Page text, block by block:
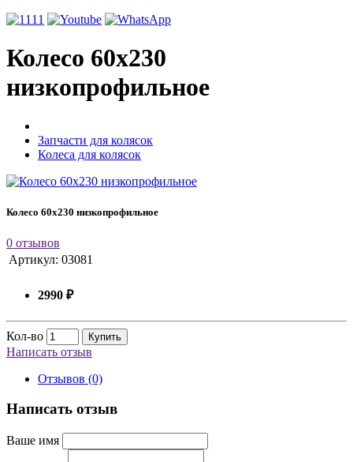
Колесо 60x230
низкопрофильное
Запчасти для колясок
Колеса для колясок
Колесо 60x230 низкопрофильное
0 отзывов
Артикул: 03081
2990 ₽
Кол-во Купить
Написать отзыв
Отзывов (0)
Написать отзыв
Ваше имя